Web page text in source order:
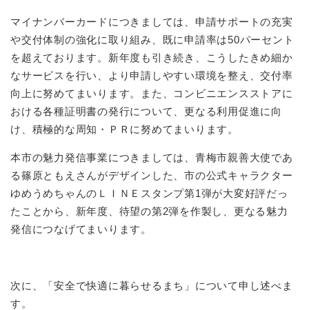
マイナンバーカードにつきましては、申請サポートの充実
や交付体制の強化に取り組み、既に申請率は50パーセント
を超えております。新年度も引き続き、こうしたきめ細か
なサービスを行い、より申請しやすい環境を整え、交付率
向上に努めてまいります。また、コンビニエンスストアに
おける各種証明書の発行について、更なる利用促進に向
け、積極的な周知・ＰＲに努めてまいります。
本市の魅力発信事業につきましては、青梅市親善大使であ
る篠原ともえさんがデザインした、市の公式キャラクター
ゆめうめちゃんのＬＩＮＥスタンプ第1弾が大変好評だっ
たことから、新年度、待望の第2弾を作製し、更なる魅力
発信につなげてまいります。
次に、「安全で快適に暮らせるまち」について申し述べま
す。